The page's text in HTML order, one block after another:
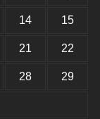
14 15
21 22
28 29